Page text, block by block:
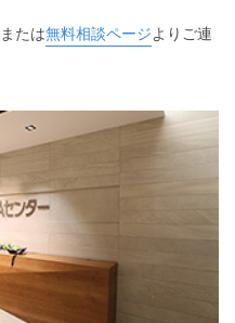
たは無料相談ページよりご連